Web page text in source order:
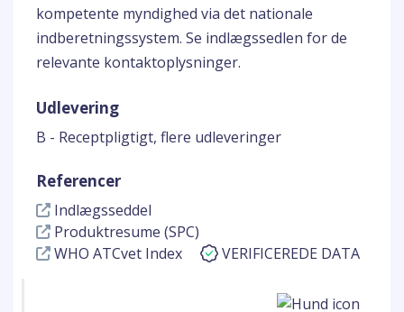
kompetente myndighed via det nationale
indberetningssystem. Se indlægssedlen for de
relevante kontaktoplysninger.
Udlevering
B - Receptpligtigt, flere udleveringer
Referencer
Indlægsseddel
Produktresume (SPC)
WHO ATCvet Index
VERIFICEREDE DATA